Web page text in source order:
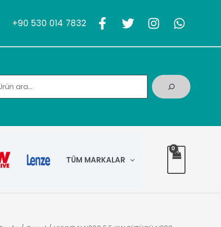
+90 530 014 7832
TÜM MARKALAR